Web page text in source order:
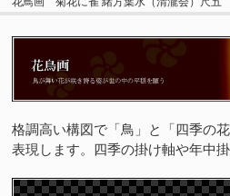
格調高い構図で「鳥」と「四季の
表現します。四季の掛け軸や年中